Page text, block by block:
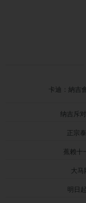
卡迪：納吉
纳吉斥
正宗
蕉赖十
大马
明日